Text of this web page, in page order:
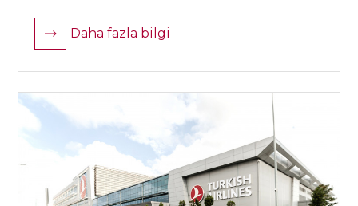
Daha fazla bilgi